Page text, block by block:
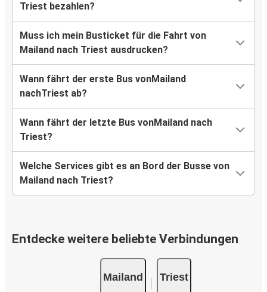
Triest bezahlen?
Muss ich mein Busticket für die Fahrt von
Mailand nach Triest ausdrucken?
Wann fährt der erste Bus vonMailand
nachTriest ab?
Wann fährt der letzte Bus vonMailand nach
Triest?
Welche Services gibt es an Bord der Busse von
Mailand nach Triest?
Entdecke weitere beliebte Verbindungen
Mailand Triest